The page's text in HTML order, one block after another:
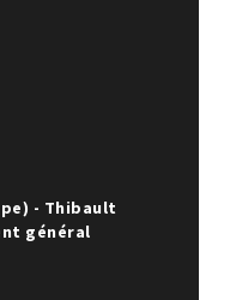
- Thibault
général